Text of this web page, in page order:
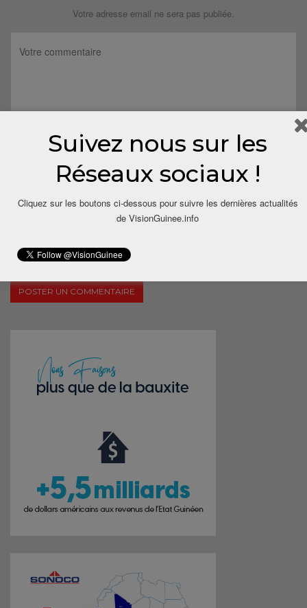
Votre adresse email ne sera pas publiée.
Save my name, email, and website in this browser for the next
time I comment.
Suivez nous sur les
Réseaux sociaux !
Cliquez sur les boutons ci-dessous pour suivre les dernières actualités
de VisionGuinee.info